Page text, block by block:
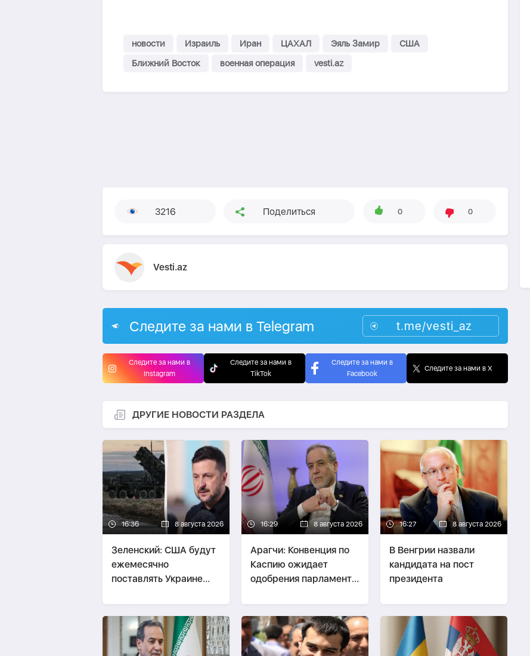
новости Израиль Иран ЦАХАЛ Эяль Замир
США
Ближний Восток
военная операция vesti.az
3216 Поделиться 0 0
Vesti.az
Следите за нами в Telegram t.me/vesti_az
Следите за нами в
Instagram
Следите за нами в
TikTok
Следите за нами в
Facebook
Следите за нами в X
ДРУГИЕ НОВОСТИ РАЗДЕЛА
16:36 8 августа 2026
Зеленский: США будут
ежемесячно
поставлять Украине
16:29 8 августа 2026
Арагчи: Конвенция по
Каспию ожидает
одобрения парламента
16:27 8 августа 2026
В Венгрии назвали
кандидата на пост
президента